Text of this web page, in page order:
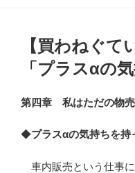
【買わねぐて
「プラスαの
第四章 私はただの物
◆プラスαの気持ちを持
車内販売という仕事